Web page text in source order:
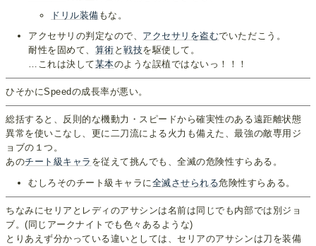
ドリル装備 もな。
アクセサリの判定なので、 アクセサリを盗むでいただこう。
耐性を固めて、 算術 と戦技を駆使して。
…これは決して某本のような誤植ではないっ！！！
ひそかにSpeedの成長率が悪い。
総括すると、反則的な機動力・スピードから確実性のある遠距離状態
異常を使いこなし、更に二刀流による火力も備えた、最強の敵専用ジ
ョブの１つ。
あのチート級 キャラ を従えて挑んでも、全滅の危険性すらある。
むしろそのチート級キャラに 全滅させられる危険性すらある。
ちなみにセリアとレディのアサシンは名前は同じでも内部では別ジョ
ブ。(同じアークナイトでも色々あるような)
とりあえず分かっている違いとしては、セリアのアサシンは刀を装備